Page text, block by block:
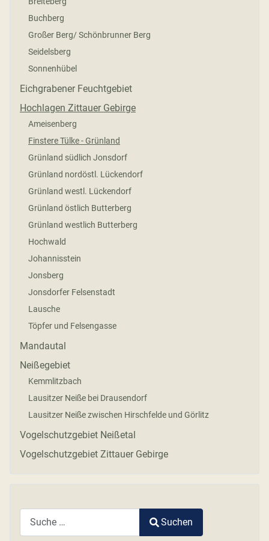
Buchberg
Großer Berg/ Schönbrunner Berg
Seidelsberg
Sonnenhübel
Eichgrabener Feuchtgebiet
Hochlagen Zittauer Gebirge
Ameisenberg
Finstere Tülke - Grünland
Grünland südlich Jonsdorf
Grünland nordöstl. Lückendorf
Grünland westl. Lückendorf
Grünland östlich Butterberg
Grünland westlich Butterberg
Hochwald
Johannisstein
Jonsberg
Jonsdorfer Felsenstadt
Lausche
Töpfer und Felsengasse
Mandautal
Neißegebiet
Kemmlitzbach
Lausitzer Neiße bei Drausendorf
Lausitzer Neiße zwischen Hirschfelde und Görlitz
Vogelschutzgebiet Neißetal
Vogelschutzgebiet Zittauer Gebirge
Suchen